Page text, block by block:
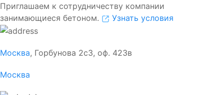
Приглашаем к сотрудничеству компании
занимающиеся бетоном.
Узнать условия
Москва, Горбунова 2с3, оф. 423в
Москва